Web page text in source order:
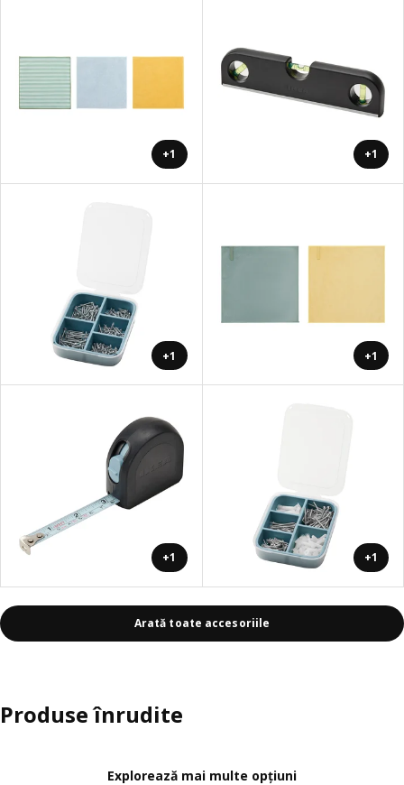
+1 +1
+1 +1
+1 +1
Arată toate accesoriile
Produse înrudite
Explorează mai multe opțiuni